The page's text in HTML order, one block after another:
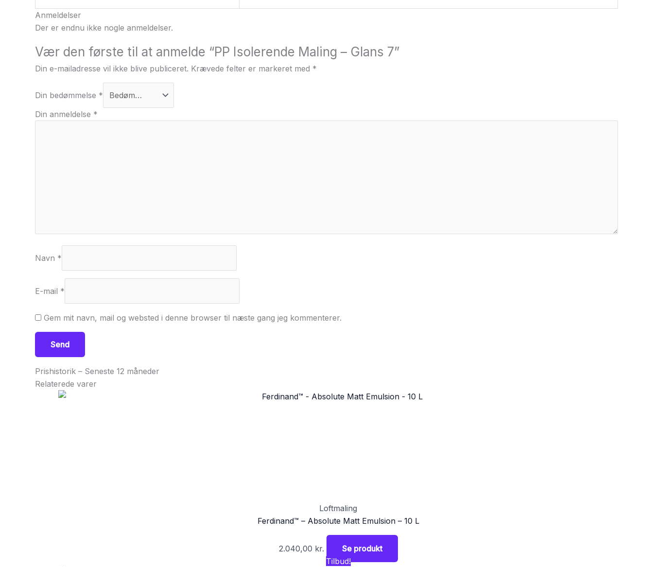
Anmeldelser
Der er endnu ikke nogle anmeldelser.
Vær den første til at anmelde “PP Isolerende Maling – Glans 7”
Din e-mailadresse vil ikke blive publiceret. Krævede felter er markeret med *
Din bedømmelse *
Din anmeldelse *
Navn *
E-mail *
Gem mit navn, mail og websted i denne browser til næste gang jeg kommenterer.
Prishistorik – Seneste 12 måneder
Relaterede varer
Loftmaling
Ferdinand™ – Absolute Matt Emulsion – 10 L
2.040,00 kr.
Se produkt
Tilbud!